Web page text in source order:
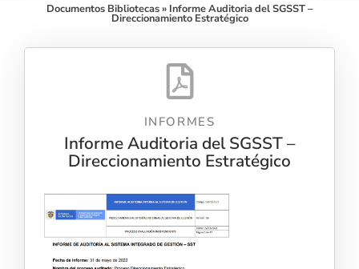
Documentos Bibliotecas» Informe Auditoria del SGSST –
Direccionamiento Estratégico
INFORMES
Informe Auditoria del SGSST –
Direccionamiento Estratégico